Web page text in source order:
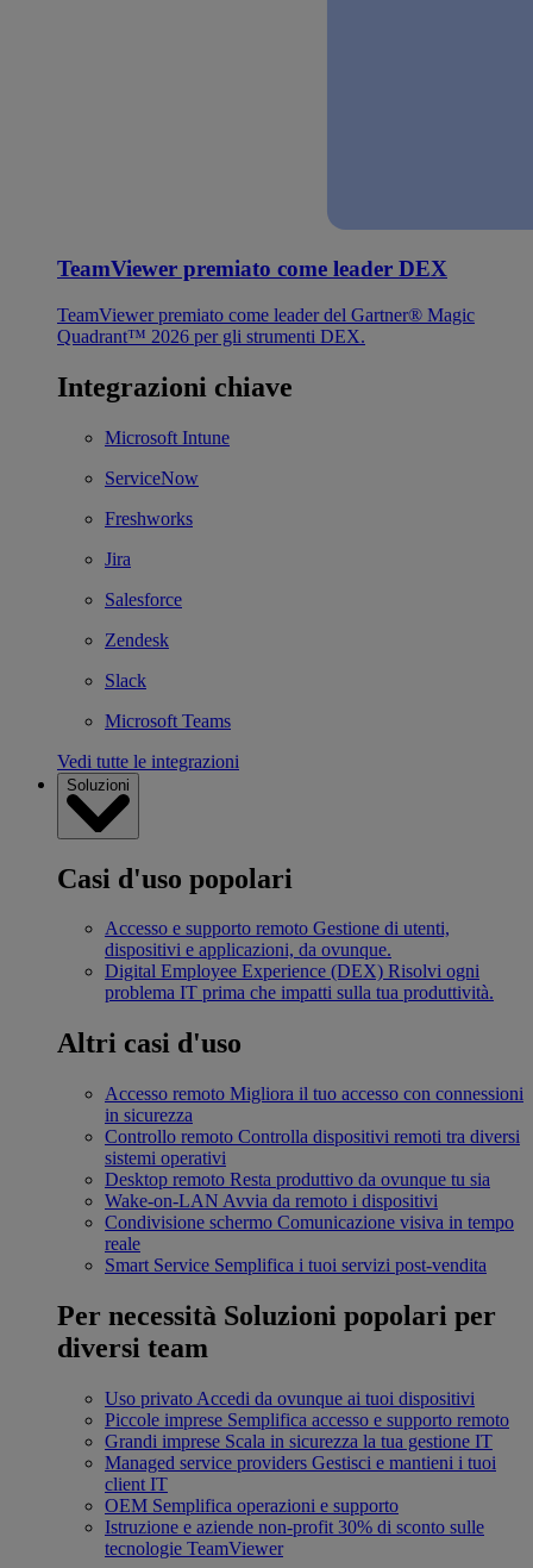
TeamViewer premiato come leader DEX
TeamViewer premiato come leader del Gartner® Magic
Quadrant™ 2026 per gli strumenti DEX.
Integrazioni chiave
Microsoft Intune
ServiceNow
Freshworks
Jira
Salesforce
Zendesk
Slack
Microsoft Teams
Vedi tutte le integrazioni
Soluzioni
Casi d'uso popolari
Accesso e supporto remoto Gestione di utenti,
dispositivi e applicazioni, da ovunque.
Digital Employee Experience (DEX) Risolvi ogni
problema IT prima che impatti sulla tua produttività.
Altri casi d'uso
Accesso remoto Migliora il tuo accesso con connessioni
in sicurezza
Controllo remoto Controlla dispositivi remoti tra diversi
sistemi operativi
Desktop remoto Resta produttivo da ovunque tu sia
Wake-on-LAN Avvia da remoto i dispositivi
Condivisione schermo Comunicazione visiva in tempo
reale
Smart Service Semplifica i tuoi servizi post-vendita
Per necessità Soluzioni popolari per
diversi team
Uso privato Accedi da ovunque ai tuoi dispositivi
Piccole imprese Semplifica accesso e supporto remoto
Grandi imprese Scala in sicurezza la tua gestione IT
Managed service providers Gestisci e mantieni i tuoi
client IT
OEM Semplifica operazioni e supporto
Istruzione e aziende non-profit 30% di sconto sulle
tecnologie TeamViewer